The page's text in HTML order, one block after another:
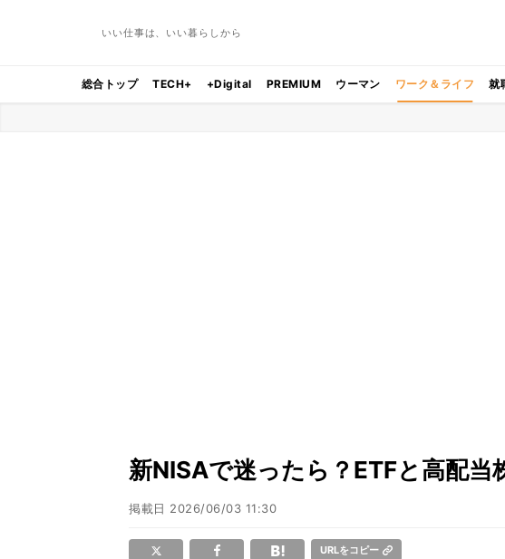
いい仕事は、いい暮らしから
総合トップ TECH+ +Digital PREMIUM ウーマン ワーク＆ライフ 就
新NISAで迷ったら？ETFと高配当
掲載日 2026/06/03 11:30
URLをコピー